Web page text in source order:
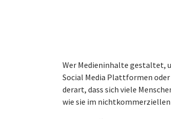
Wer Medieninhalte gestaltet,
Social Media Plattformen
derart, dass sich viele
wie sie im nichtkommerziellen